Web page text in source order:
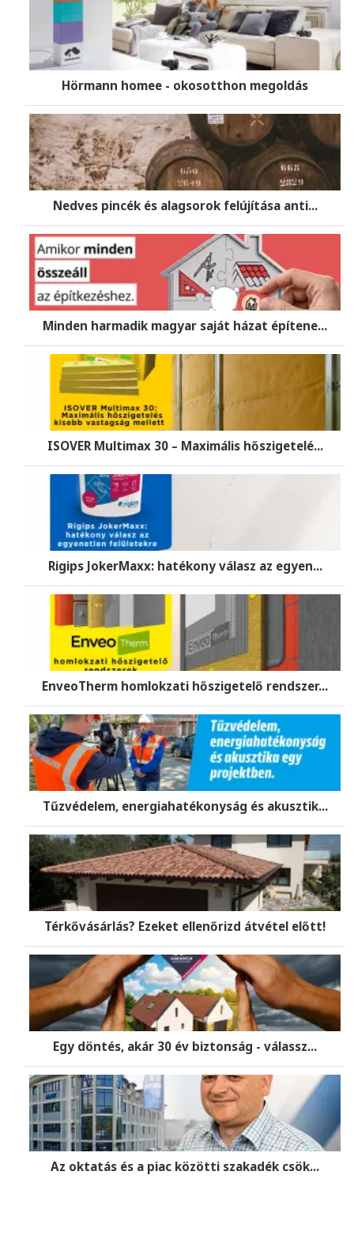
Hörmann homee - okosotthon megoldás
Nedves pincék és alagsorok felújítása anti...
Minden harmadik magyar saját házat építene...
ISOVER Multimax 30 – Maximális hőszigetelé...
Rigips JokerMaxx: hatékony válasz az egyen...
EnveoTherm homlokzati hőszigetelő rendszer...
Tűzvédelem, energiahatékonyság és akusztik...
Térkővásárlás? Ezeket ellenőrizd átvétel előtt!
Egy döntés, akár 30 év biztonság - válassz...
Az oktatás és a piac közötti szakadék csök...